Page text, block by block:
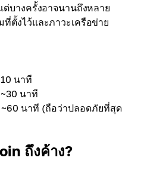
บางครั้งอาจนานถึงหลาย
ตั้งไว้และภาวะเครือข่าย
นาที
นาที
นาที (ถือว่าปลอดภัยที่สุด
ถึงค้าง?